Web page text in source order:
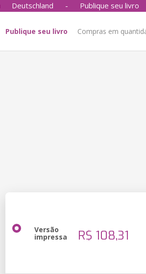
Deutschland - Publique seu livro
Publique seu livro Compras em
Versão
impressa R$ 108,31